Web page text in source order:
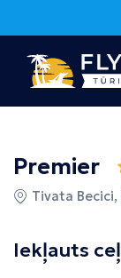
Spānija
Ceļo droši
Premier
Tivata
Iekļauts